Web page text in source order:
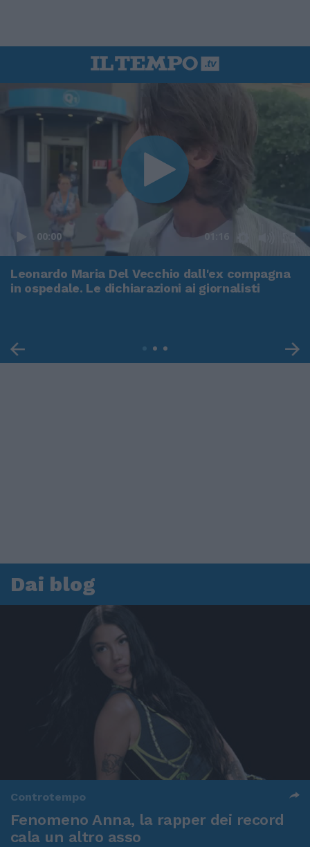
00:00 01:16
Leonardo Maria Del Vecchio dall'ex compagna
in ospedale. Le dichiarazioni ai giornalisti
Dai blog
Controtempo
Fenomeno Anna, la rapper dei record
cala un altro asso